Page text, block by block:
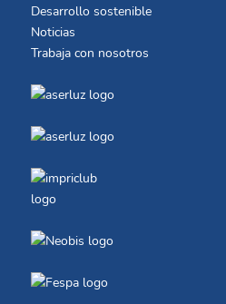
Desarrollo sostenible
Noticias
Trabaja con nosotros